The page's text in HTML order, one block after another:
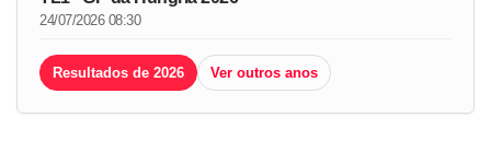
24/07/2026 08:30
Resultados de 2026 Ver outros anos